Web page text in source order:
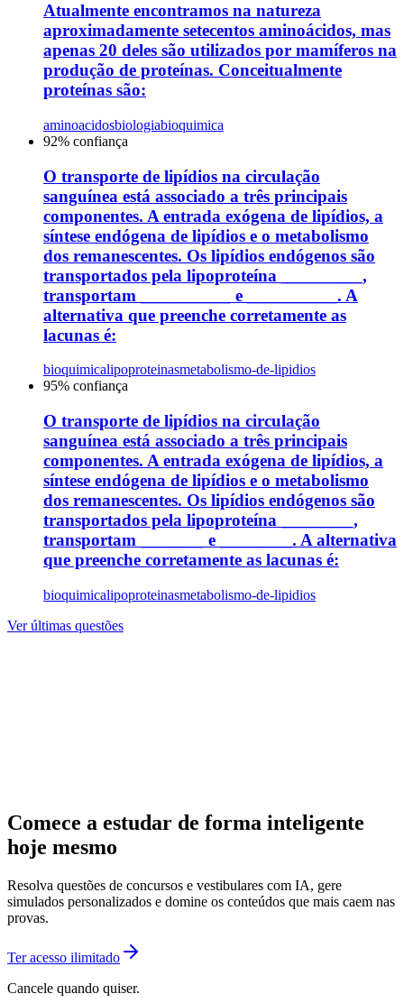
Atualmente encontramos na natureza
aproximadamente setecentos aminoácidos, mas
apenas 20 deles são utilizados por mamíferos na
produção de proteínas. Conceitualmente
proteínas são:
aminoacidosbiologiabioquimica
92% confiança
O transporte de lipídios na circulação
sanguínea está associado a três principais
componentes. A entrada exógena de lipídios, a
síntese endógena de lipídios e o metabolismo
dos remanescentes. Os lipídios endógenos são
transportados pela lipoproteína _________,
transportam __________ e __________. A
alternativa que preenche corretamente as
lacunas é:
bioquimicalipoproteinasmetabolismo-de-lipidios
95% confiança
O transporte de lipídios na circulação
sanguínea está associado a três principais
componentes. A entrada exógena de lipídios, a
síntese endógena de lipídios e o metabolismo
dos remanescentes. Os lipídios endógenos são
transportados pela lipoproteína ________,
transportam _______ e ________. A alternativa
que preenche corretamente as lacunas é:
bioquimicalipoproteinasmetabolismo-de-lipidios
Ver últimas questões
Comece a estudar de forma inteligente
hoje mesmo
Resolva questões de concursos e vestibulares com IA, gere
simulados personalizados e domine os conteúdos que mais caem nas
provas.
Ter acesso ilimitado
Cancele quando quiser.